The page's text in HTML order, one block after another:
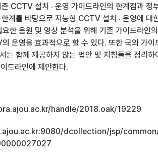
CCTV 설치 ‧ 운영 가이드라인의 한계점과 정
계를 바탕으로 지능형 CCTV 설치 ‧ 운영에 대
한 음원 및 영상 분석을 위해 기존 가이드라인
운영을 효과적으로 할 수 있다. 또한 국외 가이
는 함께 제공하지 않는 법안 및 지침들을 정리
드라인에 제안한다.
handle/2018.oak/19229
dcollection/jsp/